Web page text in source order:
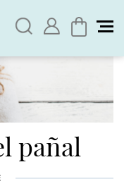
pañal